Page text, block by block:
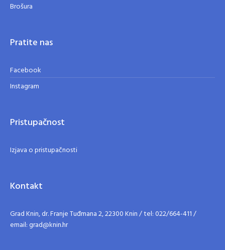
Brošura
Pratite nas
Facebook
Instagram
Pristupačnost
Izjava o pristupačnosti
Kontakt
Grad Knin, dr. Franje Tuđmana 2, 22300 Knin / tel: 022/664-411 /
email: grad@knin.hr